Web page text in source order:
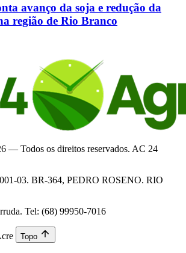
avanço da soja e redução da
região de Rio Branco
— Todos os direitos reservados. AC 24
03. BR-364, PEDRO ROSENO. RIO
Tel: (68) 99950-7016
Topo